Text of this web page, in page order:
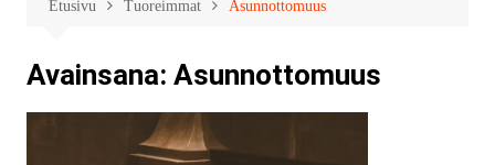
Etusivu Tuoreimmat Asunnottomuus
Avainsana: Asunnottomuus